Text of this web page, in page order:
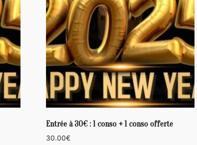
Entrée à 30€ : 1 conso + 1 conso offerte
30.00€